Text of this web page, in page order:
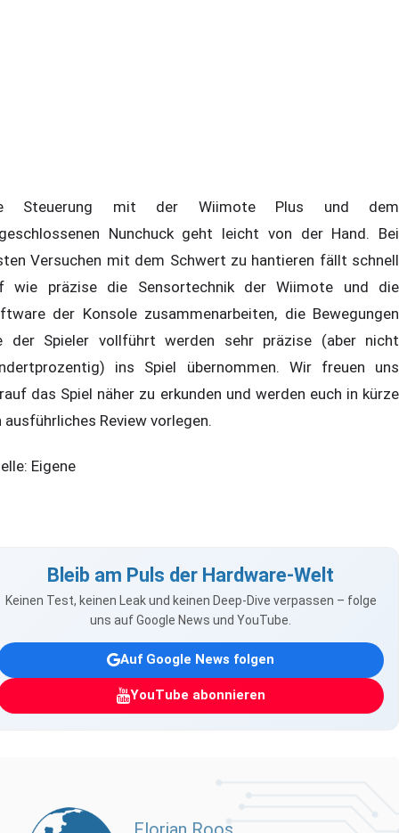
Steuerung mit der Wiimote Plus und dem
Nunchuck geht leicht von der Hand. Bei
Versuchen mit dem Schwert zu hantieren fällt schnell
wie präzise die Sensortechnik der Wiimote und die
der Konsole zusammenarbeiten, die Bewegungen
der Spieler vollführt werden sehr präzise (aber nicht
ins Spiel übernommen. Wir freuen uns
das Spiel näher zu erkunden und werden euch in kürze
ausführliches Review vorlegen.
Eigene
Bleib am Puls der Hardware-Welt
Keinen Test, keinen Leak und keinen Deep-Dive verpassen – folge
uns auf Google News und YouTube.
Auf Google News folgen
YouTube abonnieren